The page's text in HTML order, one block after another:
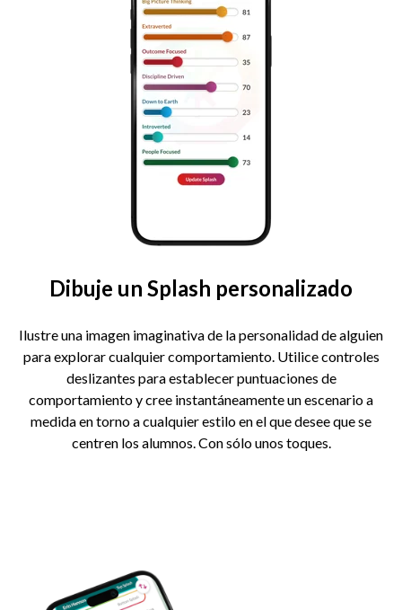
Dibuje un Splash personalizado
Ilustre una imagen imaginativa de la personalidad de alguien
para explorar cualquier comportamiento. Utilice controles
deslizantes para establecer puntuaciones de
comportamiento y cree instantáneamente un escenario a
medida en torno a cualquier estilo en el que desee que se
centren los alumnos. Con sólo unos toques.